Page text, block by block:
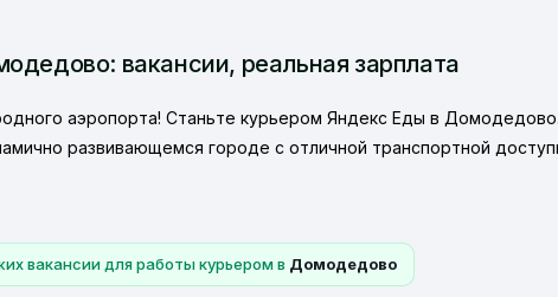
вакансии, реальная зарплата
аэропорта! Станьте курьером Яндекс Еды в
развивающемся городе с отличной транспортной
вакансии для работы курьером в Домодедово